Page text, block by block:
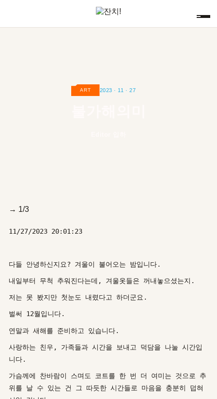
ART 2023 · 11 · 27
→ 1/3
11/27/2023 20:01:23
다들 안녕하신지요? 겨울이 불어오는 밤입니다.
내일부터 무척 추워진다는데, 겨울옷들은 꺼내놓으셨는지.
저는 못 봤지만 첫눈도 내렸다고 하더군요.
벌써 12월입니다.
연말과 새해를 준비하고 있습니다.
사랑하는 친우, 가족들과 시간을 보내고 덕담을 나눌 시간입
니다.
가슴께에 찬바람이 스며도 코트를 한 번 더 여미는 것으로 추
위를 날 수 있는 건 그 따듯한 시간들로 마음을 충분히 덥혀